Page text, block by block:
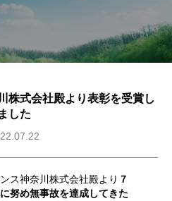
株式会社殿より表彰を受賞し
ました
ス神奈川株式会社殿より ７
努め無事故を達成してきた